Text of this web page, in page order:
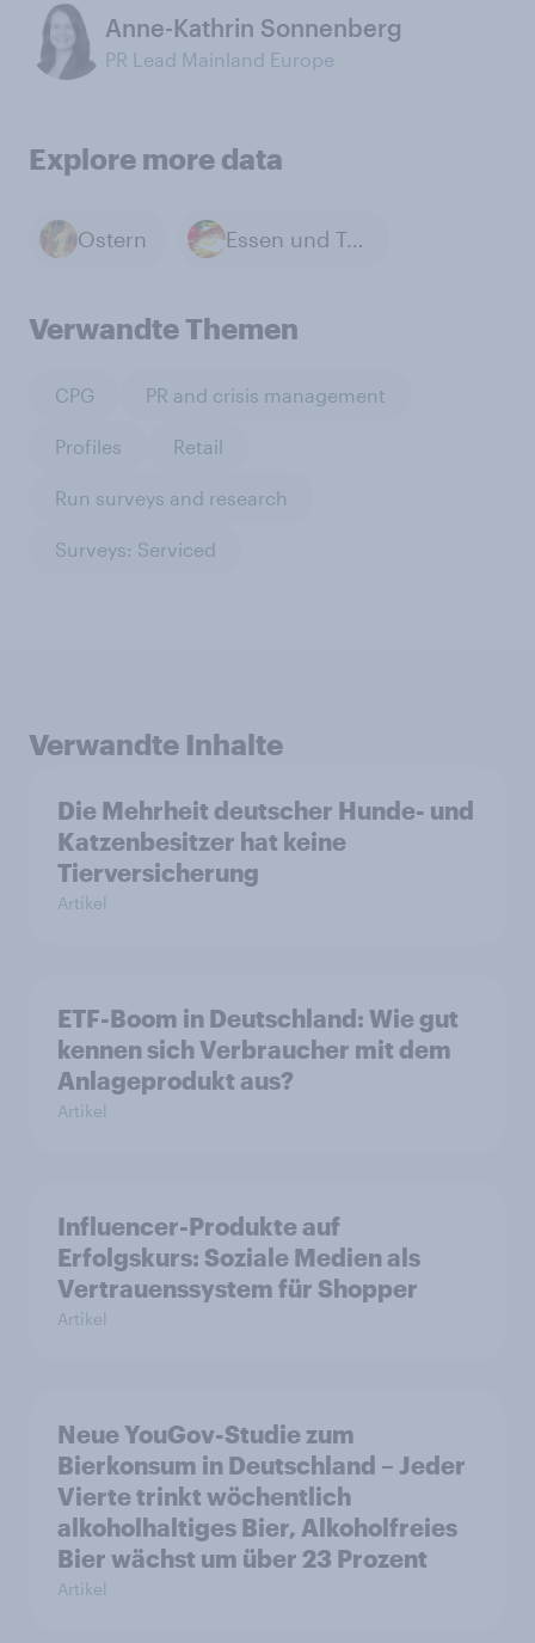
Anne-Kathrin Sonnenberg
PR Lead Mainland Europe
Explore more data
Ostern Essen und Trinken
Verwandte Themen
CPG PR and crisis management
Profiles Retail
Run surveys and research
Surveys: Serviced
Verwandte Inhalte
Die Mehrheit deutscher Hunde- und
Katzenbesitzer hat keine
Tierversicherung
Artikel
ETF-Boom in Deutschland: Wie gut
kennen sich Verbraucher mit dem
Anlageprodukt aus?
Artikel
Influencer-Produkte auf
Erfolgskurs: Soziale Medien als
Vertrauenssystem für Shopper
Artikel
Neue YouGov-Studie zum
Bierkonsum in Deutschland – Jeder
Vierte trinkt wöchentlich
alkoholhaltiges Bier, Alkoholfreies
Bier wächst um über 23 Prozent
Artikel